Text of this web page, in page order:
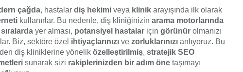
çağda, hastalardiş hekimi veya klinik arayışında ilk olarak
kullanırlar. Bu nedenle, diş kliniğinizinarama motorlarında
yer alması, potansiyel hastalar içingörünür olmanızı
Biz, sektöre özel ihtiyaçlarınızı vezorluklarınızı anlıyoruz. Bu
diş kliniklerine yöneliközelleştirilmiş,stratejik SEO
sunarak sizi rakiplerinizden bir adım öne taşımayı